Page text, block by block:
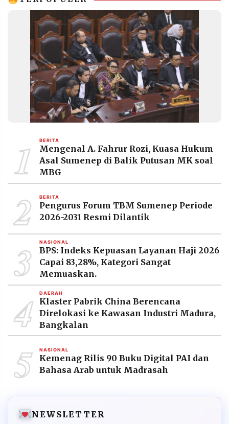
RESOLUSI
MEDIA
©
Resolusi.co
-
PT.
RESOLUSI
MEDIA
PRAMUDITA
1 BERITA
Mengenal A. Fahrur Rozi, Kuasa Hukum
Asal Sumenep di Balik Putusan MK soal
MBG
2 BERITA
Pengurus Forum TBM Sumenep Periode
2026-2031 Resmi Dilantik
3 NASIONAL
BPS: Indeks Kepuasan Layanan Haji 2026
Capai 83,28%, Kategori Sangat
Memuaskan.
4 DAERAH
Klaster Pabrik China Berencana
Direlokasi ke Kawasan Industri Madura,
Bangkalan
5 NASIONAL
Kemenag Rilis 90 Buku Digital PAI dan
Bahasa Arab untuk Madrasah
NEWSLETTER